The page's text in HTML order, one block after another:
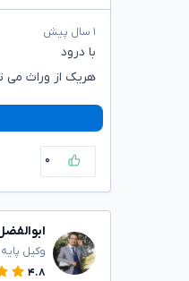
۱ سال پیش
با درود
هریک از وراث می
۰
وکیل
۴.۸